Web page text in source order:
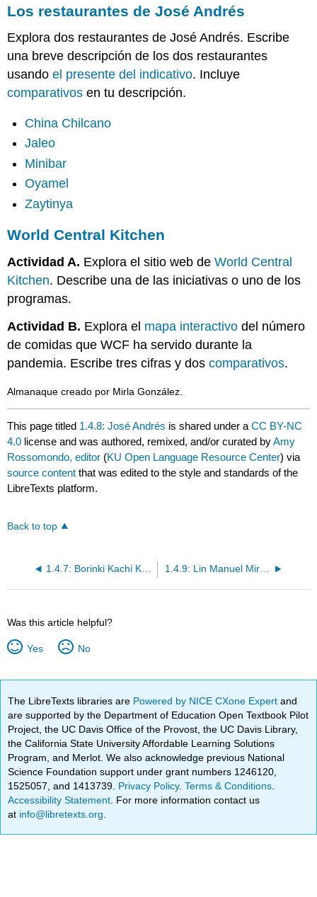
Los restaurantes de José Andrés
Explora dos restaurantes de José Andrés. Escribe
una breve descripción de los dos restaurantes
usandoel presente del indicativo. Incluye
comparativos en tu descripción.
China Chilcano
Jaleo
Minibar
Oyamel
Zaytinya
World Central Kitchen
Actividad A. Explora el sitio web deWorld Central
Kitchen. Describe una de las iniciativas o uno de los
programas.
Actividad B. Explora el mapa interactivo del número
de comidas que WCF ha servido durante la
pandemia. Escribe tres cifras y doscomparativos.
Almanaque creado por Mirla González.
This page titled 1.4.8: José Andrés is shared under aCC BY-NC
4.0 license and was authored, remixed, and/or curated byAmy
Rossomondo, editor (KU Open Language Resource Center) via
source content that was edited to the style and standards of the
LibreTexts platform.
Back to top
1.4.7: Borinki Kachi Kachi- Desde Puerto Rico hasta Hawaii 1.4.9: Lin Manuel Miranda
Was this article helpful?
Yes No
The LibreTexts libraries are Powered by NICE CXone Expertand
are supported by the Department of Education Open Textbook Pilot
Project, the UC Davis Office of the Provost, the UC Davis Library,
the California State University Affordable Learning Solutions
Program, and Merlot. We also acknowledge previous National
Science Foundation support under grant numbers 1246120,
1525057, and 1413739. Privacy Policy.Terms & Conditions
Accessibility Statement . For more information contact us
at info@libretexts.org